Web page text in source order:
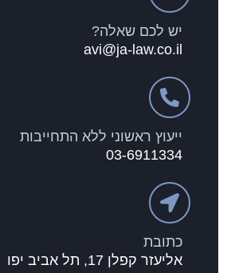
יש לכם שאלה?
avi@ja-law.co.il
ייעוץ ראשוני ללא התחייבות
03-6911334
כתובת
אליעזר קפלן 17, תל אביב יפו